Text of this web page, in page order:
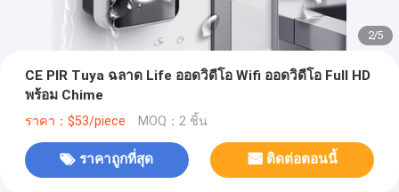
2/5
CE PIR Tuya ฉลาด Life ออดวิดีโอ Wifi ออดวิดีโอ Full HD
พร้อม Chime
ราคา：$53/piece MOQ：2 ชิ้น
ราคาถูกที่สุด ติดต่อตอนนี้